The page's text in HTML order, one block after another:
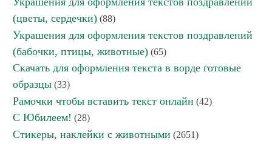
(цветы, сердечки) (88)
Украшения для оформления текстов поздравлений
(бабочки, птицы, животные) (65)
Скачать для оформления текста в ворде готовые
образцы (33)
Рамочки чтобы вставить текст онлайн (42)
С Юбилеем! (28)
Стикеры, наклейки с животными (2651)